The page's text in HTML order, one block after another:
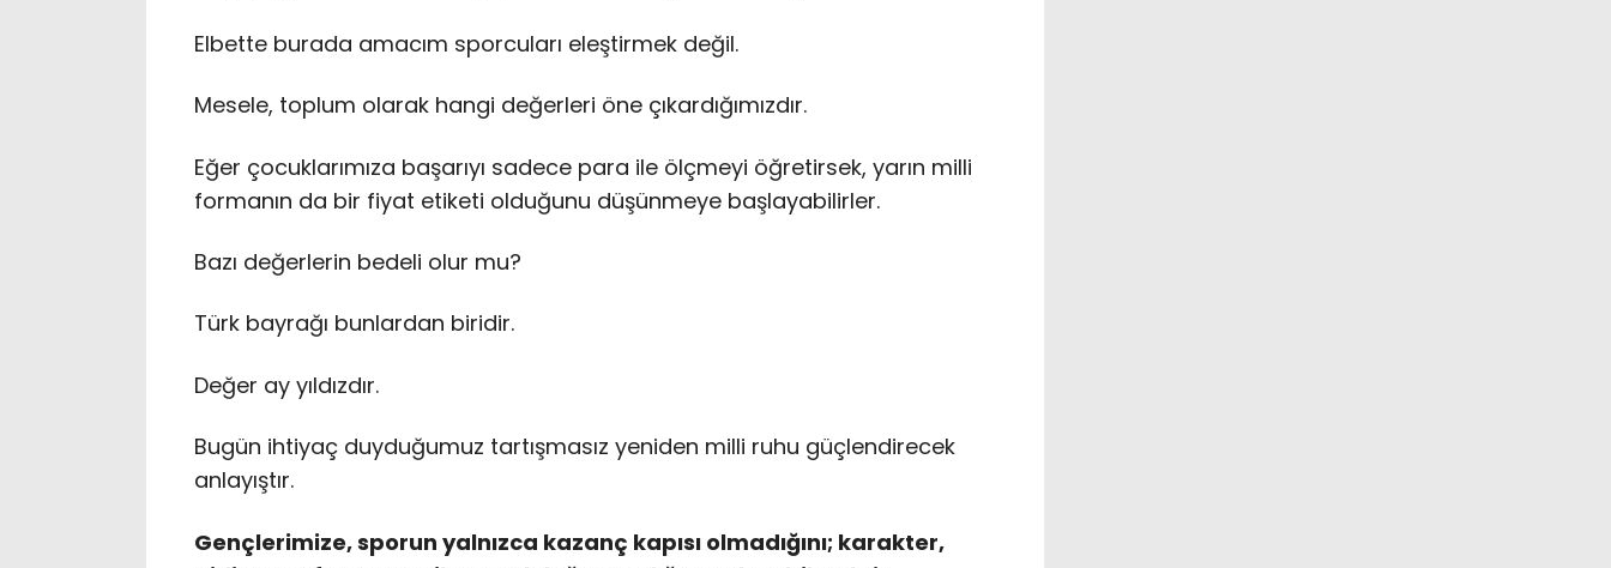
Elbette burada amacım sporcuları eleştirmek değil.
Mesele, toplum olarak hangi değerleri öne çıkardığımızdır.
Eğer çocuklarımıza başarıyı sadece para ile ölçmeyi öğretirsek, yarın milli
formanın da bir fiyat etiketi olduğunu düşünmeye başlayabilirler.
Bazı değerlerin bedeli olur mu?
Türk bayrağı bunlardan biridir.
Değer ay yıldızdır.
Bugün ihtiyaç duyduğumuz tartışmasız yeniden milli ruhu güçlendirecek
anlayıştır.
Gençlerimize, sporun yalnızca kazanç kapısı olmadığını; karakter,